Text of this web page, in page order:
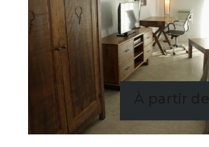
À partir de